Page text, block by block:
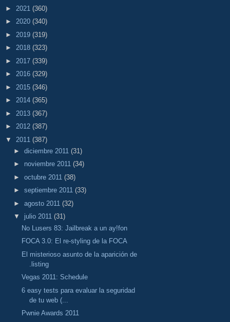
► 2021 (360)
► 2020 (340)
► 2019 (319)
► 2018 (323)
► 2017 (339)
► 2016 (329)
► 2015 (346)
► 2014 (365)
► 2013 (367)
► 2012 (387)
▼ 2011 (387)
► diciembre 2011 (31)
► noviembre 2011 (34)
► octubre 2011 (38)
► septiembre 2011 (33)
► agosto 2011 (32)
▼ julio 2011 (31)
No Lusers 83: Jailbreak a un ay!fon
FOCA 3.0: El re-styling de la FOCA
El misterioso asunto de la aparición de
.listing
Vegas 2011: Schedule
6 easy tests para evaluar la seguridad
de tu web (...
Pwnie Awards 2011